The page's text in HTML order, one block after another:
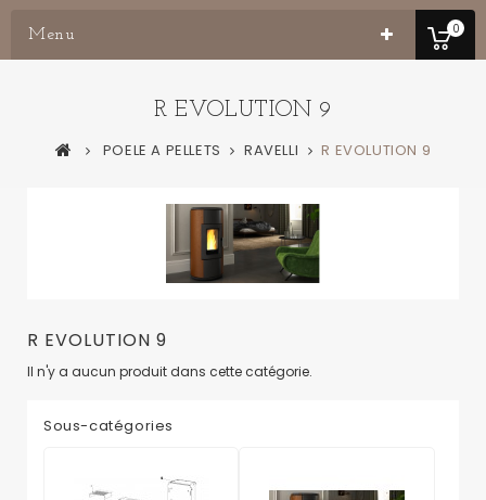
0
Menu
R EVOLUTION 9
POELE A PELLETS RAVELLI R EVOLUTION 9
R EVOLUTION 9
Il n'y a aucun produit dans cette catégorie.
Sous-catégories